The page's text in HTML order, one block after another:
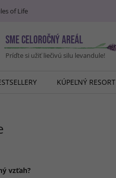
of Life
SME CELOROČNÝ AREÁL
Príďte si užiť liečivú silu levandule!
KÚPEĽNÝ RESORT
vzťah?